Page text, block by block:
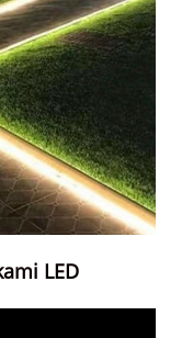
LED